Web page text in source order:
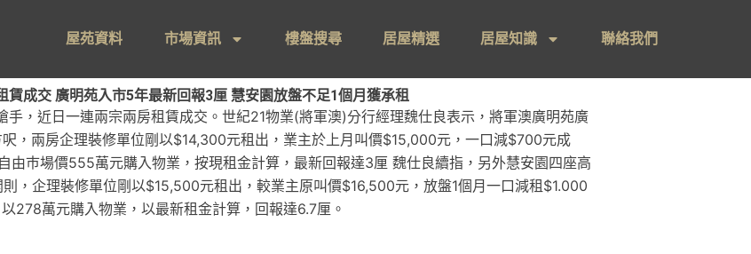
屋苑資料 市場資訊 樓盤搜尋 居屋精選 居屋知識 聯絡我們
成交 廣明苑入市5年最新回報3厘 慧安園放盤不足1個月獲承租
，近日一連兩宗兩房租賃成交。世紀21物業(將軍澳)分行經理魏仕良表示，將軍澳廣明苑廣
，兩房企理裝修單位剛以$14,300元租出，業主於上月叫價$15,000元，一口減$700元成
由巿場價555萬元購入物業，按現租金計算，最新回報達3厘 魏仕良續指，另外慧安園四座高
，企理裝修單位剛以$15,500元租出，較業主原叫價$16,500元，放盤1個月一口減租$1.000
278萬元購入物業，以最新租金計算，回報達6.7厘。